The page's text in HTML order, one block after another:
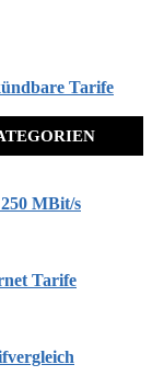
Tarife
MBit/s
Tarife